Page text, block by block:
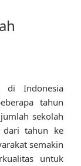
di Indonesia
tahun
sekolah
dari tahun ke
semakin
untuk